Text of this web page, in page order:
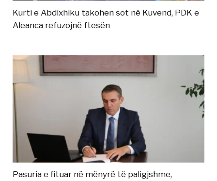
Kurti e Abdixhiku takohen sot në Kuvend, PDK e
Aleanca refuzojnë ftesën
Pasuria e fituar në mënyrë të paligjshme,